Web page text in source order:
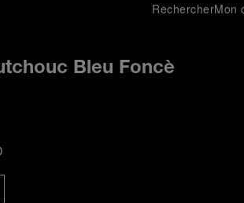
RechercherMon
Bleu Foncè